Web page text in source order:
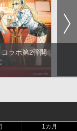
ラボ第2弾開
1カ月